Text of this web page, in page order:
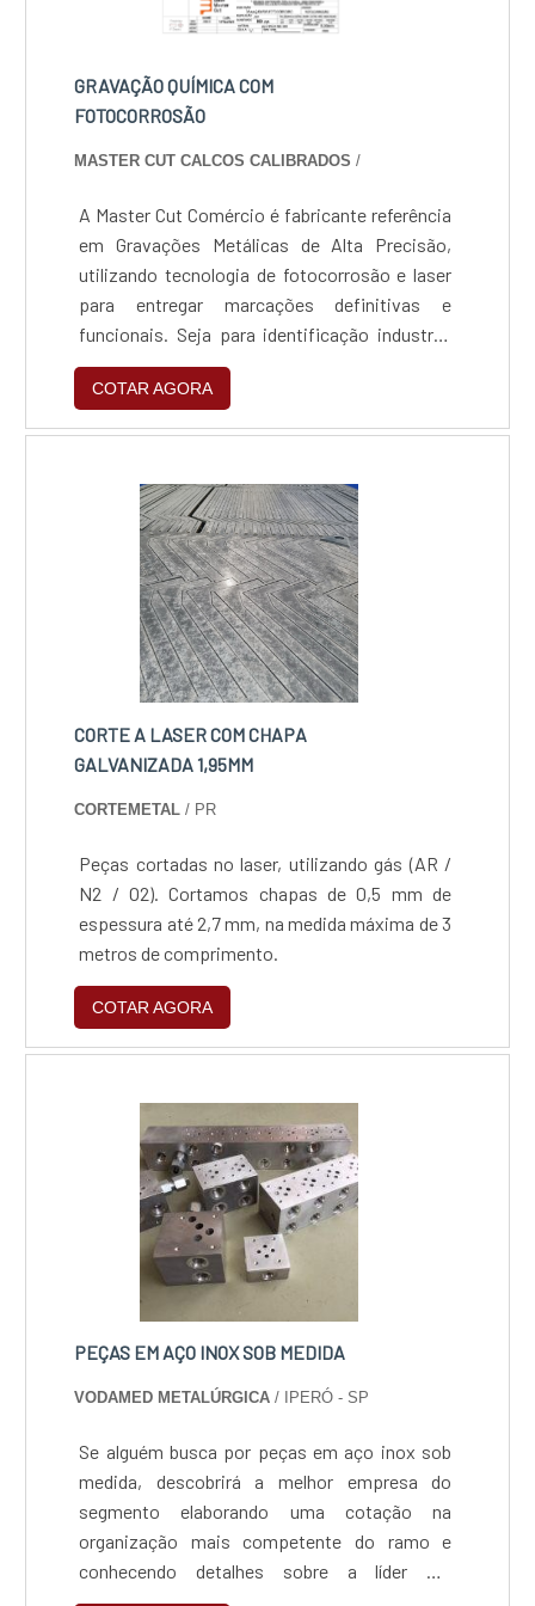
GRAVAÇÃO QUÍMICA COM
FOTOCORROSÃO
MASTER CUT CALCOS CALIBRADOS /
A Master Cut Comércio é fabricante referência
em Gravações Metálicas de Alta Precisão,
utilizando tecnologia de fotocorrosão e laser
para entregar marcações definitivas e
funcionais. Seja para identificação industrial
rigorosa ou para personalização decorativa de
luxo, nossos processos garantem
profundidade real e durabilidade vitalícia,
agilidade produtiva da Master Cut.
COTAR AGORA
CORTE A LASER COM CHAPA
GALVANIZADA 1,95MM
CORTEMETAL / PR
Peças cortadas no laser, utilizando gás (AR /
N2 / O2). Cortamos chapas de 0,5 mm de
espessura até 2,7 mm, na medida máxima de 3
metros de comprimento.
COTAR AGORA
PEÇAS EM AÇO INOX SOB MEDIDA
VODAMED METALÚRGICA / IPERÓ - SP
Se alguém busca por peças em aço inox sob
medida, descobrirá a melhor empresa do
segmento elaborando uma cotação na
organização mais competente do ramo e
conhecendo detalhes sobre a líder em
qualidade.INFORMAÇÕES SOBRE AS PEÇAS